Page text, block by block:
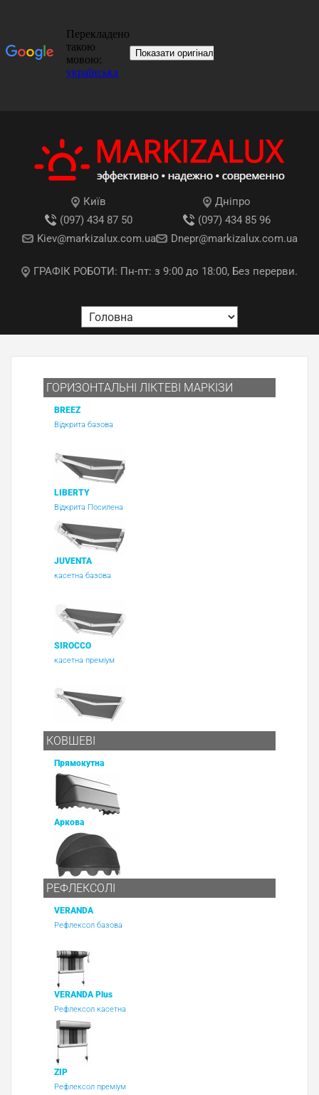
Київ
(097) 434 87 50
Kiev@markizalux.com.ua
Дніпро
(097) 434 85 96
Dnepr@markizalux.com.ua
ГРАФІК РОБОТИ: Пн-пт: з 9:00 до 18:00, Без перерви.
ГОРИЗОНТАЛЬНІ ЛІКТЕВІ МАРКІЗИ
BREEZ
Відкрита базова
LIBERTY
Відкрита Посилена
JUVENTA
касетна базова
SIROCCO
касетна преміум
КОВШЕВІ
Прямокутна
Аркова
РЕФЛЕКСОЛІ
VERANDA
Рефлексол базова
VERANDA Plus
Рефлексол касетна
ZIP
Рефлексол преміум